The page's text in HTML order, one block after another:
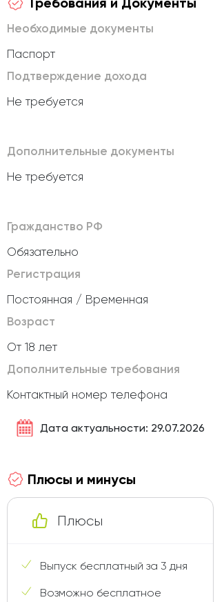
Необходимые документы
Паспорт
Подтверждение дохода
Не требуется
Дополнительные документы
Не требуется
Гражданство РФ
Обязательно
Регистрация
Постоянная / Временная
Возраст
От 18 лет
Дополнительные требования
Контактный номер телефона
Дата актуальности: 29.07.2026
Плюсы и минусы
Плюсы
Выпуск бесплатный за 3 дня
Возможно бесплатное